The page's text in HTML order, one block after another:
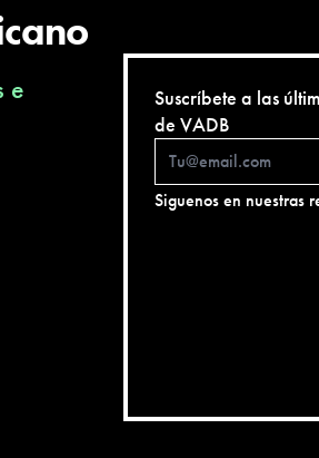
e
Suscríbete a las
de VADB
Siguenos en nuestras